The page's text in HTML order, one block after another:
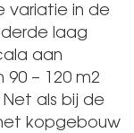
variatie in de
laag
aan
– 120 m2
als bij de
kopgebouw